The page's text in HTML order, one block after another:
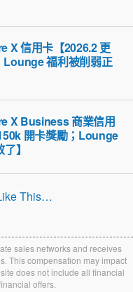
X 信用卡【2026.2 更
Lounge 福利被削弱正
X Business 商業信用
開卡獎勵；Lounge
】
This…
sales networks and receives
This compensation may impact
does not include all financial
offers.